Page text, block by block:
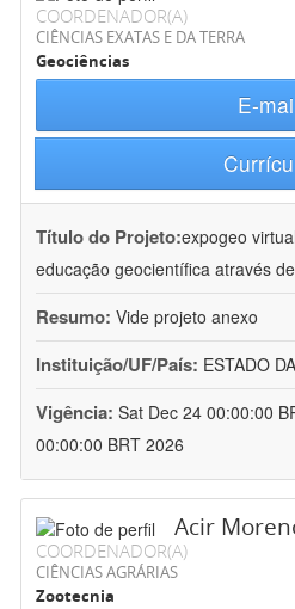
COORDENADOR(A)
CIÊNCIAS EXATAS E DA TERRA
Geociências
E-
Título do Projeto:expogeo
educação geocientífica através
Resumo: Vide projeto anexo
Instituição/UF/País: ESTADO
Vigência: Sat Dec 24 00:00:00
00:00:00 BRT 2026
Acir
COORDENADOR(A)
CIÊNCIAS AGRÁRIAS
Zootecnia